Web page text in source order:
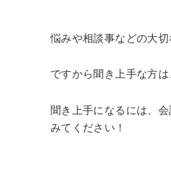
悩みや相談事などの大
ですから聞き上手な方
聞き上手になるには、
みてください！